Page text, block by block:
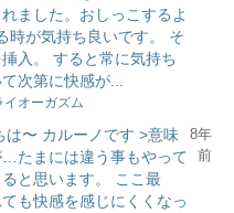
ました。おしっこするよ
時が気持ち良いです。 そ
入。 すると常に気持ち
次第に快感が...
イオーガズム
は〜 カルーノです >意味
たまには違う事もやって
と思います。 ここ最
も快感を感じにくくなっ
8年
前